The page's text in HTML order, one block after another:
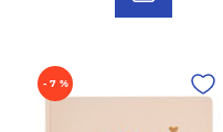
- 7 %